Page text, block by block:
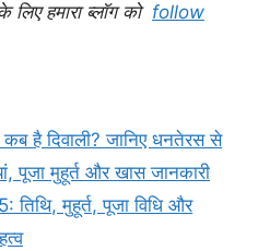
हमारा ब्लॉग को follow
है दिवाली? जानिए धनतेरस से
पूजा मुहूर्त और खास जानकारी
मुहूर्त, पूजा विधि और